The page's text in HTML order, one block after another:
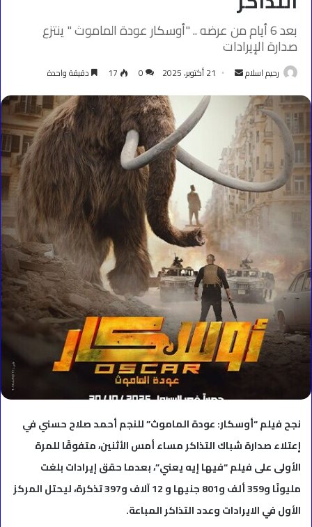
بعد 6 أيام من عرضه .. "أوسكار عودة الماموث " ينتزع
صدارة الإيرادات
رحيم اسلام
أرسل 21 أكتوبر، 2025 0
17 دقيقة واحدة
نجح فيلم “أوسكار: عودة الماموث” للنجم أحمد صلاح حسني في
إعتلاء صدارة شباك التذاكر مساء أمس الأثنين، متفوقًا للمرة
الأولى على فيلم “فيها إيه يعني”، بعدما حقق إيرادات بلغت
مليونًا و359 ألف و801 جنيها و 12 آلاف و397 تذكرة، ليحتل المركز
الأول في الايرادات وعدد التذاكر المباعة.